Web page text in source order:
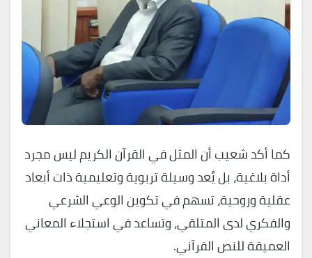
كما أكد شعيب أن المثل في القرآن الكريم ليس مجرد
أداة بلاغية، بل يُعد وسيلة تربوية وتعليمية ذات أبعاد
عقلية وروحية، تسهم في تكوين الوعي الشرعي
والفكري لدى المتلقي، وتساعد في استجلاء المعاني
العميقة للنص القرآني.